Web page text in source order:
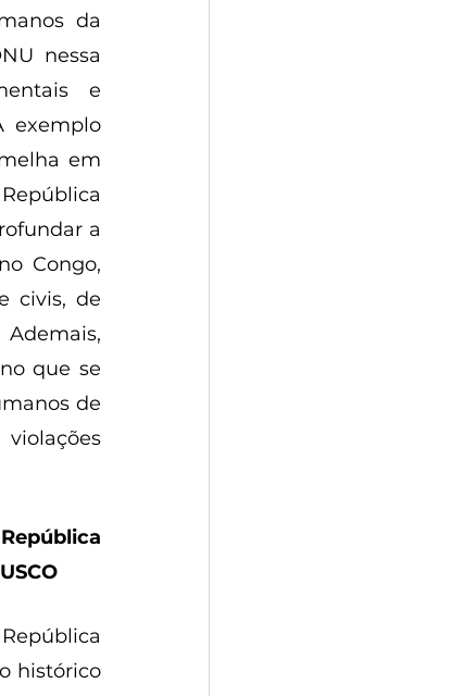
da
nessa
e
exemplo
em
a
Congo,
civis, de
que se
de
histórico